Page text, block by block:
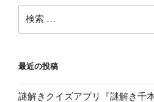
索:
最近の投稿
謎解きクイズアプリ『謎解き千